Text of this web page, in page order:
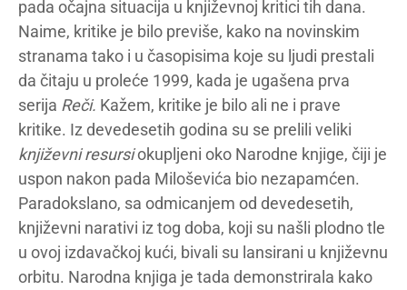
pada očajna situacija u književnoj kritici tih dana.
Naime, kritike je bilo previše, kako na novinskim
stranama tako i u časopisima koje su ljudi prestali
da čitaju u proleće 1999, kada je ugašena prva
serija Reči. Kažem, kritike je bilo ali ne i prave
kritike. Iz devedesetih godina su se prelili veliki
književni resursiokupljeni oko Narodne knjige, čiji je
uspon nakon pada Miloševića bio nezapamćen.
Paradokslano, sa odmicanjem od devedesetih,
književni narativi iz tog doba, koji su našli plodno tle
u ovoj izdavačkoj kući, bivali su lansirani u književnu
orbitu. Narodna knjiga je tada demonstrirala kako